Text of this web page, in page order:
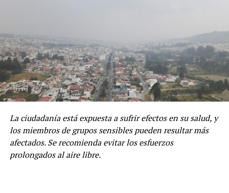
La ciudadanía está expuesta a sufrir efectos en su salud, y
los miembros de grupos sensibles pueden resultar más
afectados. Se recomienda evitar los esfuerzos
prolongados al aire libre.